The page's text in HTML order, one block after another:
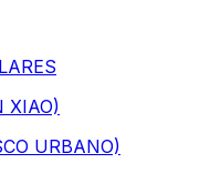
XIAO)
URBANO)